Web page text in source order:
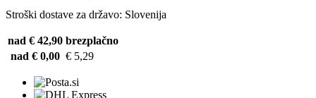
Stroški dostave za državo: Slovenija
nad € 42,90 brezplačno
nad € 0,00 € 5,29